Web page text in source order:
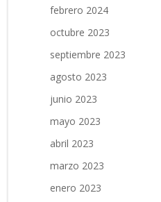
febrero 2024
octubre 2023
septiembre 2023
agosto 2023
junio 2023
mayo 2023
abril 2023
marzo 2023
enero 2023